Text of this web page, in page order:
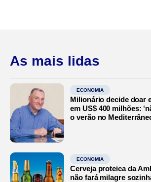
As mais lidas
ECONOMIA
Milionário decide doar
em US$ 400 milhões:
o verão no
ECONOMIA
Cerveja proteica da
não fará milagre